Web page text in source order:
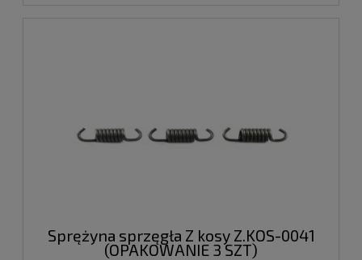
Sprężyna sprzęgła Z kosy Z.KOS-0041
(OPAKOWANIE 3 SZT)